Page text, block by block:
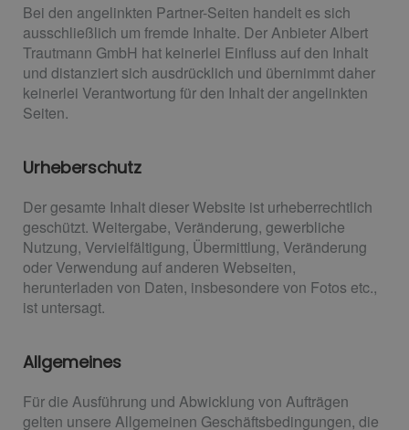
Bei den angelinkten Partner-Seiten handelt es sich
ausschließlich um fremde Inhalte. Der Anbieter Albert
Trautmann GmbH hat keinerlei Einfluss auf den Inhalt
und distanziert sich ausdrücklich und übernimmt daher
keinerlei Verantwortung für den Inhalt der angelinkten
Seiten.
Urheberschutz
Der gesamte Inhalt dieser Website ist urheberrechtlich
geschützt. Weitergabe, Veränderung, gewerbliche
Nutzung, Vervielfältigung, Übermittlung, Veränderung
oder Verwendung auf anderen Webseiten,
herunterladen von Daten, insbesondere von Fotos etc.,
ist untersagt.
Allgemeines
Für die Ausführung und Abwicklung von Aufträgen
gelten unsere Allgemeinen Geschäftsbedingungen, die